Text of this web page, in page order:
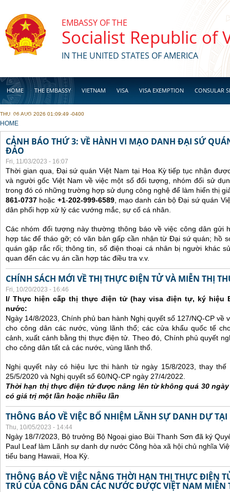
EMBASSY OF THE
Socialist Republic of
IN THE UNITED STATES OF AMERICA
HOME THE EMBASSY VIETNAM VISA VISA EXEMPTION CONSULAR
BUSINESS
THU, 06 AUG 2026 01:09:49 -0400
YOU ARE HERE
HOME
CẢNH BÁO THỨ 3: VỀ HÀNH VI MẠO DANH ĐẠI SỨ
ĐẢO
Fri, 11/03/2023 - 16:07
Thời gian qua, Đại sứ quán Việt Nam tại Hoa Kỳ tiếp tục nhận
và người gốc Việt Nam về việc một số đối tượng, nhóm đối sử
trong đó có những trường hợp sử dụng công nghệ để làm hiển thị
861-0737 hoặc +1-202-999-6589, mạo danh cán bộ Đại sứ quán
dân phối hợp xử lý các vướng mắc, sự cố cá nhân.
Các nhóm đối tượng này thường thông báo về việc công dân gửi
hợp tác để tháo gỡ; có văn bản gấp cần nhận từ Đại sứ quán; hồ
quán gặp rắc rối; thông tin, số điện thoại cá nhân bị người khác
quan đến các vụ án cần hợp tác điều tra v.v.
CHÍNH SÁCH MỚI VỀ THỊ THỰC ĐIỆN TỬ VÀ MIỄN THỊ
Fri, 10/20/2023 - 16:46
I/ Thực hiện cấp thị thực điện tử (hay visa điện tự, ký hiệu
nước:
Ngày 14/8/2023, Chính phủ ban hành Nghị quyết số 127/NQ-CP về
cho công dân các nước, vùng lãnh thổ; các cửa khẩu quốc tế
cảnh, xuất cảnh bằng thị thực điện tử. Theo đó, Chính phủ quyết
cho công dân tất cả các nước, vùng lãnh thổ.
Nghị quyết này có hiệu lực thi hành từ ngày 15/8/2023, thay thế
25/5/2020 và Nghị quyết số 60/NQ-CP ngày 27/4/2022.
Thời hạn thị thực điện tử được nâng lên từ không quá 30
có giá trị một lần hoặc nhiều lần
THÔNG BÁO VỀ VIỆC BỔ NHIỆM LÃNH SỰ DANH DỰ
Thu, 10/05/2023 - 14:44
Ngày 18/7/2023, Bộ trưởng Bộ Ngoại giao Bùi Thanh Sơn đã ký
Paul Leaf làm Lãnh sự danh dự nước Công hòa xã hội chủ nghĩa
tiểu bang Hawaii, Hoa Kỳ.
THÔNG BÁO VỀ VIỆC NÂNG THỜI HẠN THỊ THỰC ĐIỆN
TRÚ CỦA CÔNG DÂN CÁC NƯỚC ĐƯỢC VIỆT NAM MIỄN